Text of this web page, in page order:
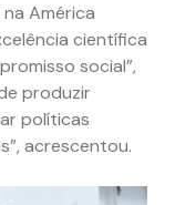
América
científica
social”,
produzir
políticas
acrescentou.